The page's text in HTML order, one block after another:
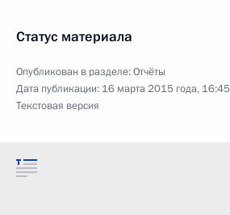
Статус материала
Опубликован в разделе:Отчёты
Дата публикации: 16 марта 2015 года, 16:45
Текстовая версия